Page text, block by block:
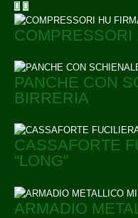
COMPRESSORI
PANCHE CON
BIRRERIA
CASSAFORTE
“LONG”
ARMADIO